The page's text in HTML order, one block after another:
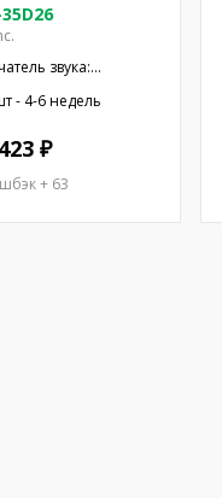
35D26
звука:
провода
- 4-6 недель
₽
+ 63